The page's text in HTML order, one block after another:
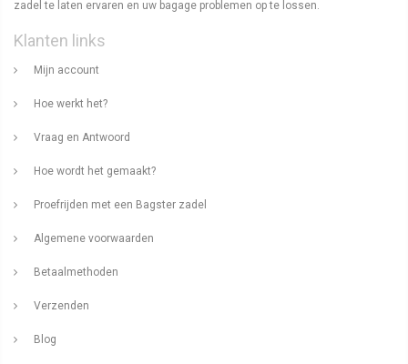
zadel te laten ervaren en uw bagage problemen op te lossen.
Klanten links
Mijn account
Hoe werkt het?
Vraag en Antwoord
Hoe wordt het gemaakt?
Proefrijden met een Bagster zadel
Algemene voorwaarden
Betaalmethoden
Verzenden
Blog